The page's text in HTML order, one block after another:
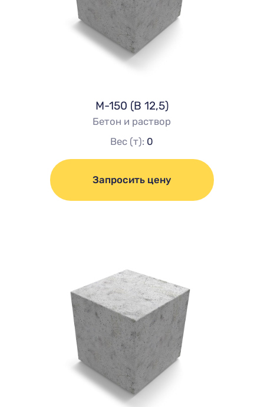
М-150 (В 12,5)
Бетон и раствор
Вес (т): 0
Запросить цену